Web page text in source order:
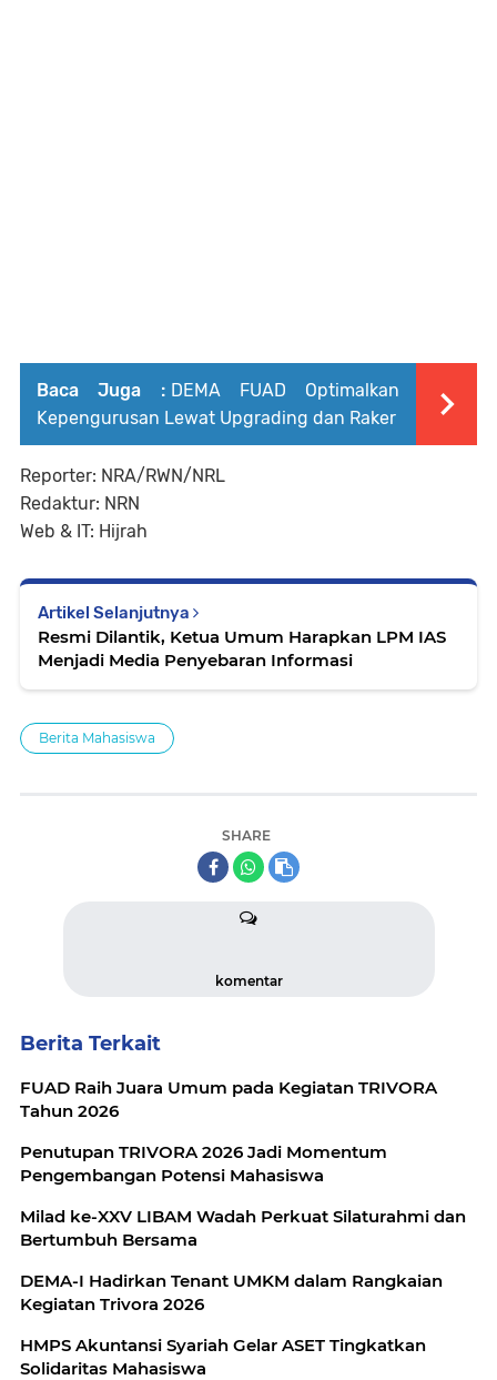
Baca Juga : DEMA FUAD Optimalkan
Kepengurusan Lewat Upgrading dan Raker
Reporter: NRA/RWN/NRL
Redaktur: NRN
Web & IT: Hijrah
Artikel Selanjutnya
Resmi Dilantik, Ketua Umum Harapkan LPM IAS
Menjadi Media Penyebaran Informasi
Berita Mahasiswa
SHARE
komentar
Berita Terkait
FUAD Raih Juara Umum pada Kegiatan TRIVORA
Tahun 2026
Penutupan TRIVORA 2026 Jadi Momentum
Pengembangan Potensi Mahasiswa
Milad ke-XXV LIBAM Wadah Perkuat Silaturahmi dan
Bertumbuh Bersama
DEMA-I Hadirkan Tenant UMKM dalam Rangkaian
Kegiatan Trivora 2026
HMPS Akuntansi Syariah Gelar ASET Tingkatkan
Solidaritas Mahasiswa